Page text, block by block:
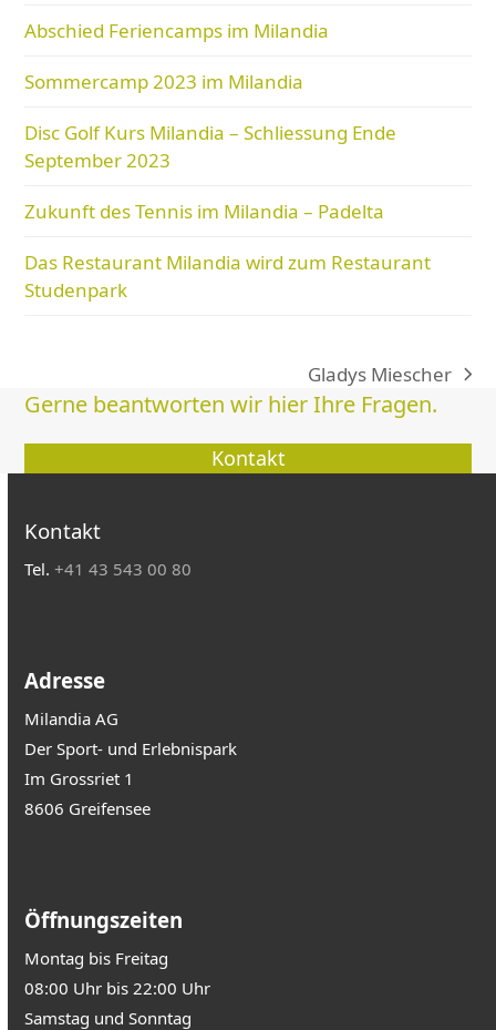
Abschied Feriencamps im Milandia
Sommercamp 2023 im Milandia
Disc Golf Kurs Milandia – Schliessung Ende
September 2023
Zukunft des Tennis im Milandia – Padelta
Das Restaurant Milandia wird zum Restaurant
Studenpark
Nächster
Beitrag:
Gladys Miescher
Gerne beantworten wir hier Ihre Fragen.
Kontakt
Kontakt
Tel.+41 43 543 00 80
Adresse
Milandia AG
Der Sport- und Erlebnispark
Im Grossriet 1
8606 Greifensee
Öffnungszeiten
Montag bis Freitag
08:00 Uhr bis 22:00 Uhr
Samstag und Sonntag